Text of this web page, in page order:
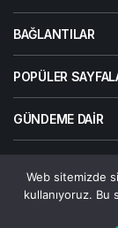
BAĞLANTILAR
POPÜLER
GÜNDEME DAIR
© Telif Hakkı
Çözümler
Web sitemizde
kullanıyoruz.